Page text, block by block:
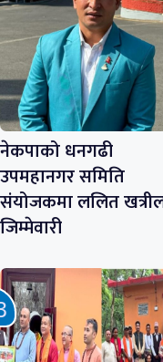
नेकपाको धनगढी
उपमहानगर समिति
संयोजकमा ललित
जिम्मेवारी